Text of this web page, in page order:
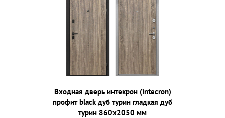
Входная дверь интекрон (intecron)
профит black дуб турин гладкая дуб
турин 860х2050 мм